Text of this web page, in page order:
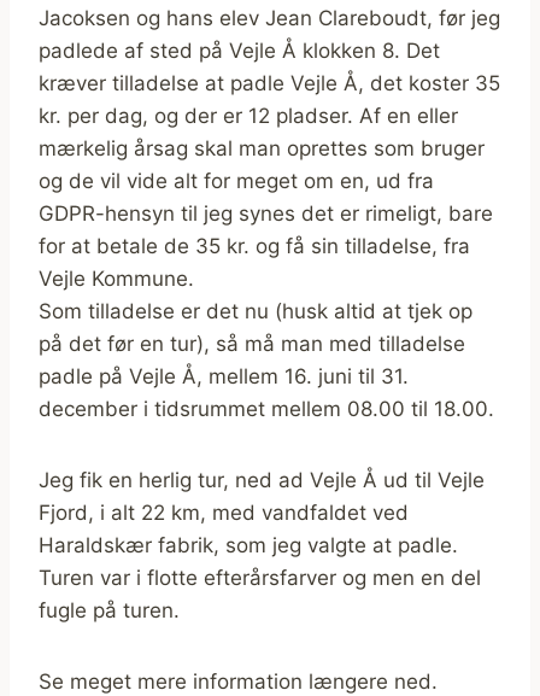
Jacoksen og hans elev Jean Clareboudt, før jeg
padlede af sted på Vejle Å klokken 8. Det
kræver tilladelse at padle Vejle Å, det koster 35
kr. per dag, og der er 12 pladser. Af en eller
mærkelig årsag skal man oprettes som bruger
og de vil vide alt for meget om en, ud fra
GDPR-hensyn til jeg synes det er rimeligt, bare
for at betale de 35 kr. og få sin tilladelse, fra
Vejle Kommune.
Som tilladelse er det nu (husk altid at tjek op
på det før en tur), så må man med tilladelse
padle på Vejle Å, mellem 16. juni til 31.
december i tidsrummet mellem 08.00 til 18.00.
Jeg fik en herlig tur, ned ad Vejle Å ud til Vejle
Fjord, i alt 22 km, med vandfaldet ved
Haraldskær fabrik, som jeg valgte at padle.
Turen var i flotte efterårsfarver og men en del
fugle på turen.
Se meget mere information længere ned.